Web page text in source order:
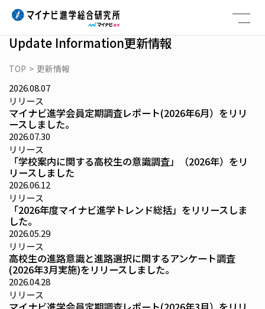
Update Information更新情報
TOP > 更新情報
2026.08.07
リリース
マイナビ進学会員定期調査レポート(2026年6月）をリリ
ースしました。
2026.07.30
リリース
「学校案内に関する高校生の意識調査」（2026年）をリ
リースしました
2026.06.12
リリース
「2026年度マイナビ進学トレンド総括」をリリースしま
した。
2026.05.29
リリース
高校生の進路意識と進路選択に関するアンケート調査
(2026年3月実施)をリリースしました。
2026.04.28
リリース